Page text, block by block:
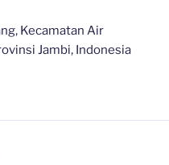
Kecamatan Air
Jambi, Indonesia